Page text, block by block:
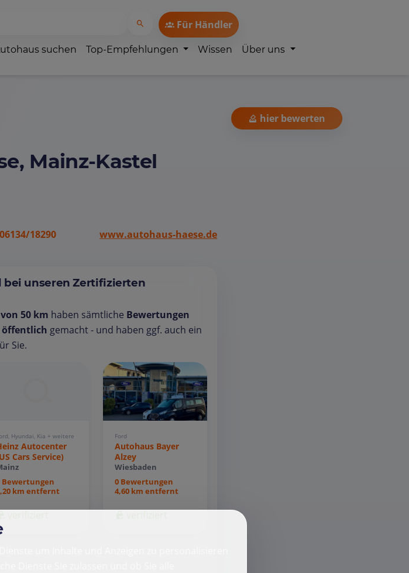
Für Händler
suchen Top-Empfehlungen Wissen Über uns
Mainz-Kastel
06134/18290 www.autohaus-haese.de
bei unseren Zertifizierten
50 km haben sämtliche Bewertungen
gemacht - und haben ggf. auch ein
Sie.
Hyundai, Kia + weitere
Autocenter
Cars Service)
Bewertungen
km entfernt
Ford
Autohaus Bayer
Alzey
Wiesbaden
0 Bewertungen
4,60 km entfernt
verifiziert
hier bewerten
um Inhalte und Anzeigen zu personalisieren
Dienste Sie zulassen und ob Sie alle